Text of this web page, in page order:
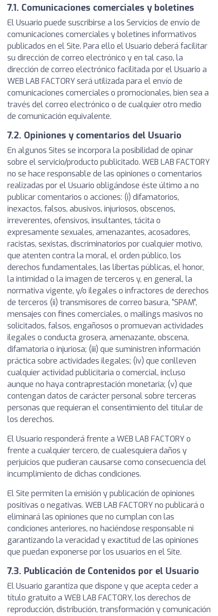
7.1. Comunicaciones comerciales y boletines
El Usuario puede suscribirse a los Servicios de envío de
comunicaciones comerciales y boletines informativos
publicados en el Site. Para ello el Usuario deberá facilitar
su dirección de correo electrónico y en tal caso, la
dirección de correo electrónico facilitada por el Usuario a
WEB LAB FACTORY será utilizada para el envío de
comunicaciones comerciales o promocionales, bien sea a
través del correo electrónico o de cualquier otro medio
de comunicación equivalente.
7.2. Opiniones y comentarios del Usuario
En algunos Sites se incorpora la posibilidad de opinar
sobre el servicio/producto publicitado. WEB LAB FACTORY
no se hace responsable de las opiniones o comentarios
realizadas por el Usuario obligándose éste último a no
publicar comentarios o acciones: (i) difamatorios,
inexactos, falsos, abusivos, injuriosos, obscenos,
irreverentes, ofensivos, insultantes, tácita o
expresamente sexuales, amenazantes, acosadores,
racistas, sexistas, discriminatorios por cualquier motivo,
que atenten contra la moral, el orden público, los
derechos fundamentales, las libertas públicas, el honor,
la intimidad o la imagen de terceros y, en general, la
normativa vigente, y/o ilegales o infractores de derechos
de terceros (ii) transmisores de correo basura, “SPAM”,
mensajes con fines comerciales, o mailings masivos no
solicitados, falsos, engañosos o promuevan actividades
ilegales o conducta grosera, amenazante, obscena,
difamatoria o injuriosa; (iii) que suministren información
práctica sobre actividades ilegales; (iv) que conlleven
cualquier actividad publicitaria o comercial, incluso
aunque no haya contraprestación monetaria; (v) que
contengan datos de carácter personal sobre terceras
personas que requieran el consentimiento del titular de
los derechos.
El Usuario responderá frente a WEB LAB FACTORY o
frente a cualquier tercero, de cualesquiera daños y
perjuicios que pudieran causarse como consecuencia del
incumplimiento de dichas condiciones.
El Site permiten la emisión y publicación de opiniones
positivas o negativas. WEB LAB FACTORY no publicará o
eliminará las opiniones que no cumplan con las
condiciones anteriores, no haciéndose responsable ni
garantizando la veracidad y exactitud de las opiniones
que puedan exponerse por los usuarios en el Site.
7.3. Publicación de Contenidos por el Usuario
El Usuario garantiza que dispone y que acepta ceder a
título gratuito a WEB LAB FACTORY, los derechos de
reproducción, distribución, transformación y comunicación